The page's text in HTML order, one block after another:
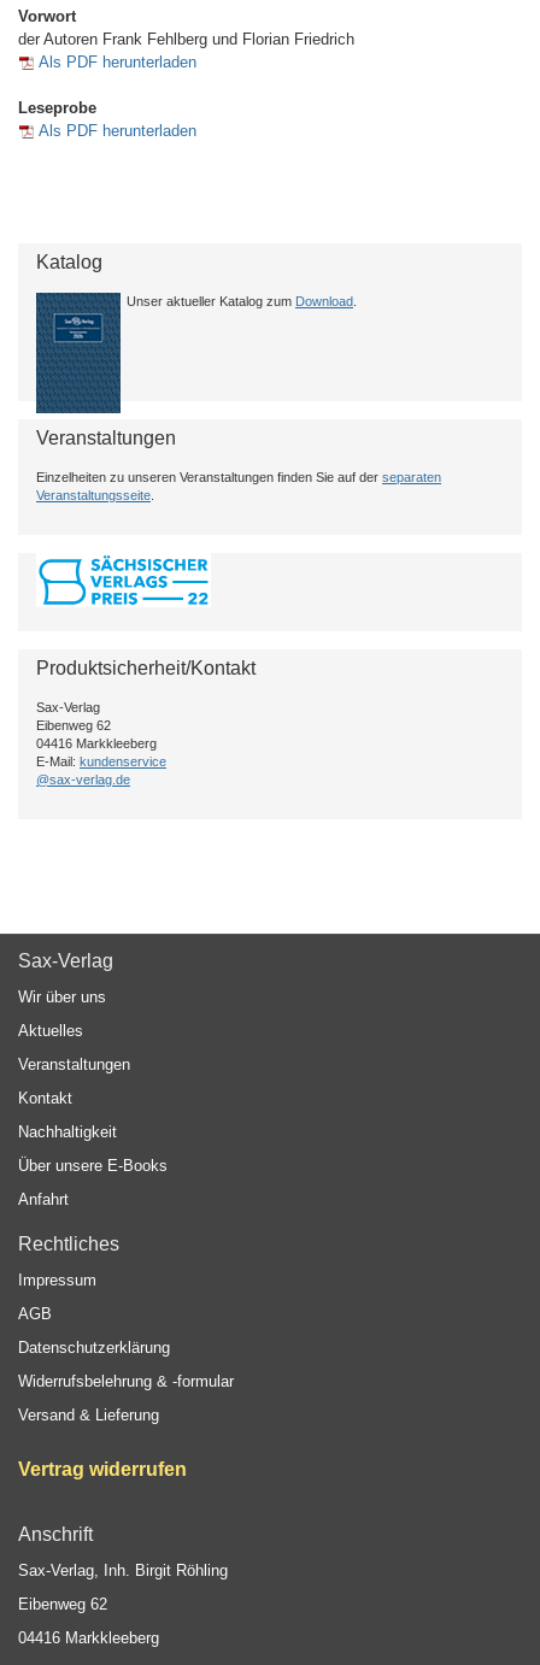
Vorwort
der Autoren Frank Fehlberg und Florian Friedrich
Als PDF herunterladen
Leseprobe
Als PDF herunterladen
Katalog
Unser aktueller Katalog zum Download
Veranstaltungen
Einzelheiten zu unseren Veranstaltungen finden Sie auf der separaten
Veranstaltungsseite
Produktsicherheit/Kontakt
Sax-Verlag
Eibenweg 62
04416 Markkleeberg
E-Mail: kundenservice
@sax-verlag.de
Sax-Verlag
Wir über uns
Aktuelles
Veranstaltungen
Kontakt
Nachhaltigkeit
Über unsere E-Books
Anfahrt
Rechtliches
Impressum
AGB
Datenschutzerklärung
Widerrufsbelehrung & -formular
Versand & Lieferung
Vertrag widerrufen
Anschrift
Sax-Verlag, Inh. Birgit Röhling
Eibenweg 62
04416 Markkleeberg